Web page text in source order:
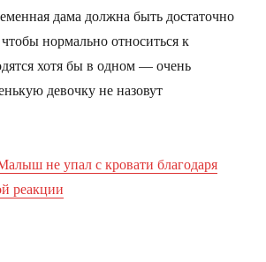
дама должна быть достаточно
нормально относиться к
хотя бы в одном — очень
девочку не назовут
не упал с кровати благодаря
реакции